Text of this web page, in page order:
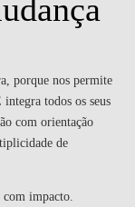
porque nos permite
todos os seus
com orientação
de
impacto.